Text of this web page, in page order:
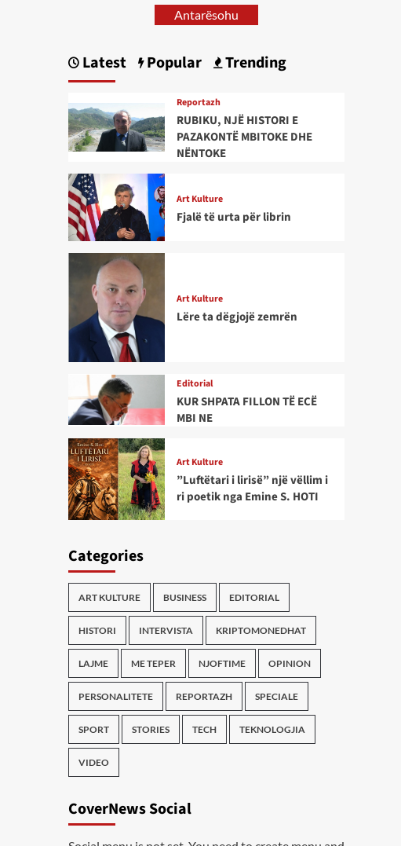
Antarësohu
Latest Popular Trending
Reportazh
RUBIKU, NJË HISTORI E
PAZAKONTË MBITOKE DHE
NËNTOKE
Art Kulture
Fjalë të urta për librin
Art Kulture
Lëre ta dëgjojë zemrën
Editorial
KUR SHPATA FILLON TË ECË
MBI NE
Art Kulture
”Luftëtari i lirisë” një vëllim i
ri poetik nga Emine S. HOTI
Categories
ART KULTURE BUSINESS EDITORIAL
HISTORI INTERVISTA KRIPTOMONEDHAT
LAJME ME TEPER NJOFTIME OPINION
PERSONALITETE REPORTAZH SPECIALE
SPORT STORIES TECH TEKNOLOGJIA
VIDEO
CoverNews Social